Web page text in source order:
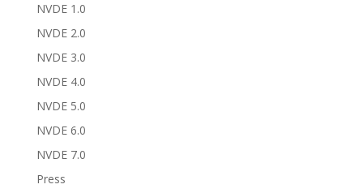
NVDE 1.0
NVDE 2.0
NVDE 3.0
NVDE 4.0
NVDE 5.0
NVDE 6.0
NVDE 7.0
Press